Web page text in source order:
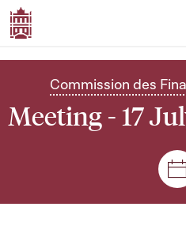
Commission des
Meeting - 17